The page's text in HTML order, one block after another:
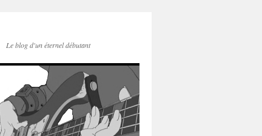
Le blog d'un éternel débutant